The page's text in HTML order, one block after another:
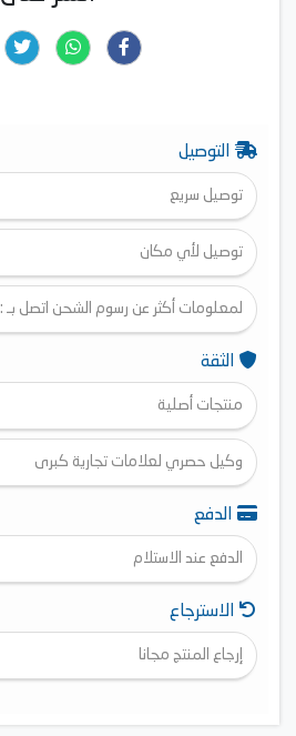
التوصيل
توصيل سريع
توصيل لأي مكان
لمعلومات أكثر عن رسوم الشحن اتصل بـ : 01116828111
الثقة
منتجات أصلية
وكيل حصري لعلامات تجارية كبرى
الدفع
الدفع عند الاستلام
الاسترجاع
إرجاع المنتج مجانا